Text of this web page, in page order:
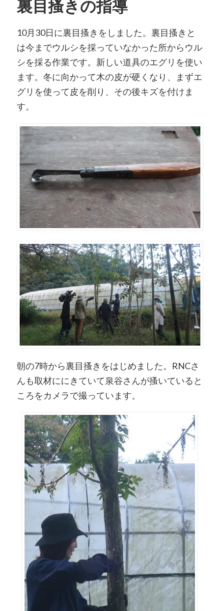
裏目搔きの指導
10月30日に裏目搔きをしました。裏目搔きと
は今までウルシを採っていなかった所からウル
シを採る作業です。新しい道具のエグリを使い
ます。冬に向かって木の皮が硬くなり、まずエ
グリを使って皮を削り、その後キズを付けま
す。
朝の7時から裏目搔きをはじめました。RNCさ
んも取材ににきていて泉谷さんが搔いていると
ころをカメラで撮っています。